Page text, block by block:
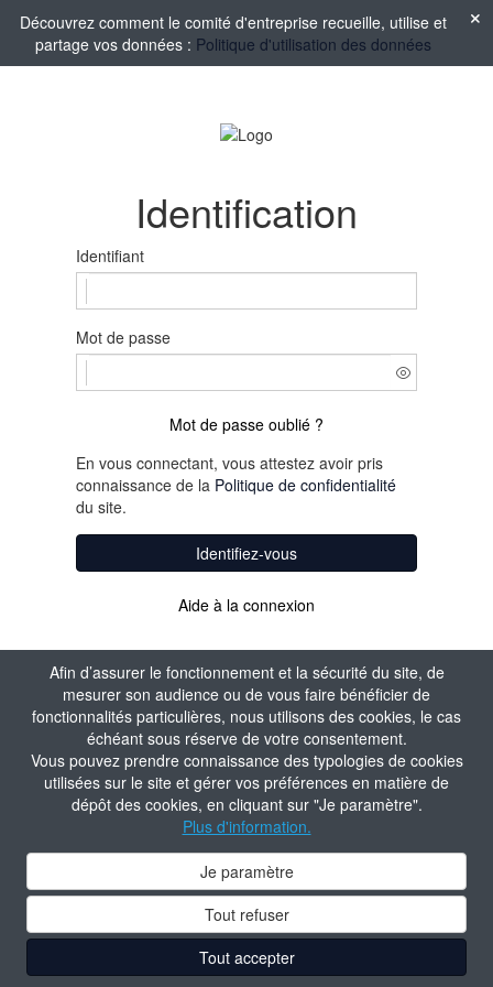
Afin d’assurer le fonctionnement et la sécurité du site, de
mesurer son audience ou de vous faire bénéficier de
fonctionnalités particulières, nous utilisons des cookies, le cas
échéant sous réserve de votre consentement.
Vous pouvez prendre connaissance des typologies de cookies
utilisées sur le site et gérer vos préférences en matière de
dépôt des cookies, en cliquant sur "Je paramètre".
Plus d'information.
Je paramètre
Tout refuser
Tout accepter
Découvrez comment le comité d'entreprise recueille, utilise et
partage vos données : Politique d'utilisation des données
Identification
Identifiant
Mot de passe
Mot de passe oublié ?
En vous connectant, vous attestez avoir pris
connaissance de la Politique de confidentialité
du site.
Identifiez-vous
Aide à la connexion